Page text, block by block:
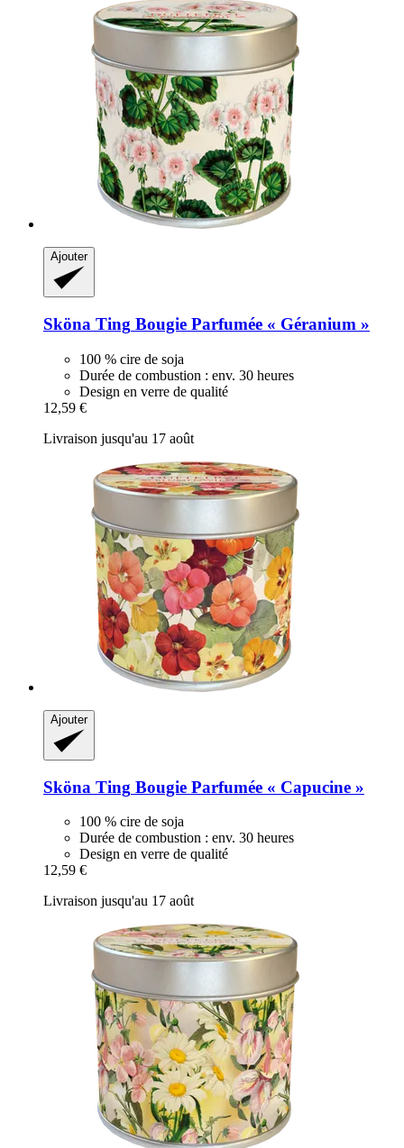
Ajouter
Sköna Ting Bougie Parfumée « Géranium »
100 % cire de soja
Durée de combustion : env. 30 heures
Design en verre de qualité
12,59 €
Livraison jusqu'au 17 août
Ajouter
Sköna Ting Bougie Parfumée « Capucine »
100 % cire de soja
Durée de combustion : env. 30 heures
Design en verre de qualité
12,59 €
Livraison jusqu'au 17 août